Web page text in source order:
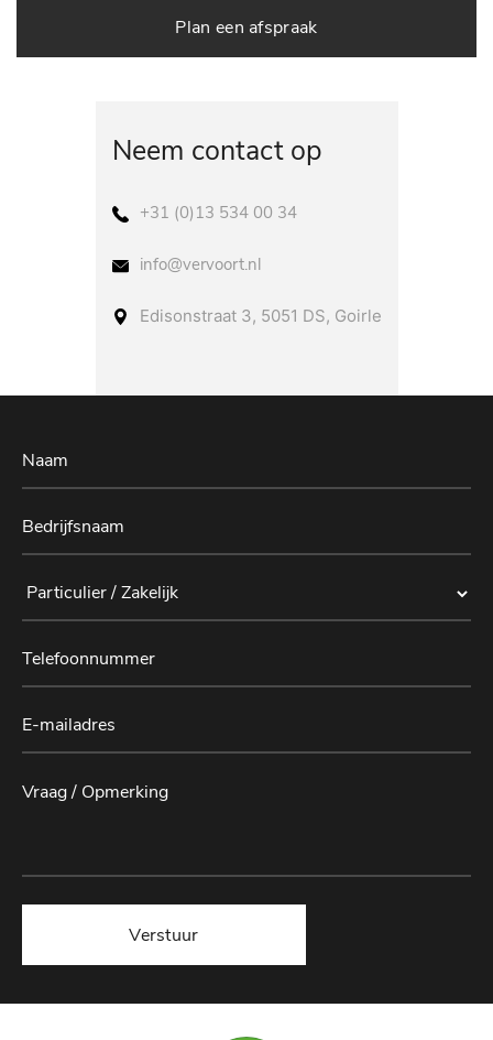
Plan een afspraak
Neem contact op
+31 (0)13 534 00 34
info@vervoort.nl
Edisonstraat 3, 5051 DS, Goirle
Verstuur